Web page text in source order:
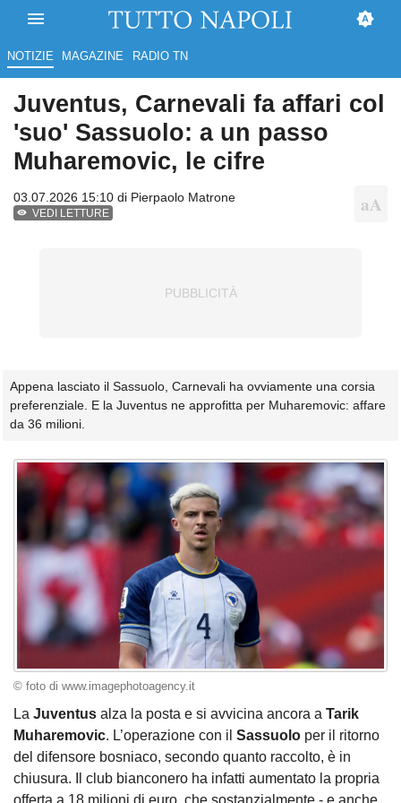
NOTIZIE MAGAZINE RADIO TN
Juventus, Carnevali fa affari col
'suo' Sassuolo: a un passo
Muharemovic, le cifre
03.07.2026 15:10 di Pierpaolo Matrone
VEDI LETTURE
Appena lasciato il Sassuolo, Carnevali ha ovviamente una corsia
preferenziale. E la Juventus ne approfitta per Muharemovic: affare
da 36 milioni.
© foto di www.imagephotoagency.it
La Juventus alza la posta e si avvicina ancora a Tarik
Muharemovic. L’operazione con il Sassuolo per il ritorno
del difensore bosniaco, secondo quanto raccolto, è in
chiusura. Il club bianconero ha infatti aumentato la propria